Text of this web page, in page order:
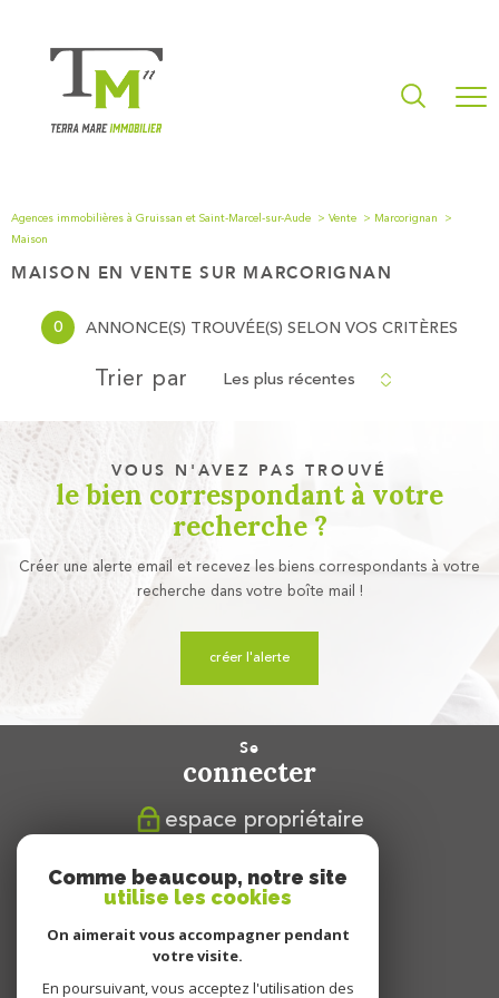
Agences immobilières à Gruissan et Saint-Marcel-sur-Aude Vente
Marcorignan
Maison
MAISON EN VENTE SUR MARCORIGNAN
0 ANNONCE(S) TROUVÉE(S) SELON VOS CRITÈRES
Trier par Les plus récentes
VOUS N'AVEZ PAS TROUVÉ
le bien correspondant à votre
recherche ?
Créer une alerte email et recevez les biens correspondants à votre
recherche dans votre boîte mail !
créer l'alerte
se
connecter
espace propriétaire
nous
suivre
Comme beaucoup, notre site
utilise les cookies
On aimerait vous accompagner pendant
votre visite.
En poursuivant, vous acceptez l'utilisation des